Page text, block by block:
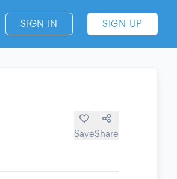
SIGN IN SIGN UP
SaveShare